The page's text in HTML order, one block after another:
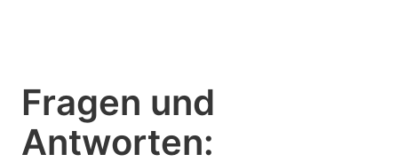
Fragen und
Antworten: